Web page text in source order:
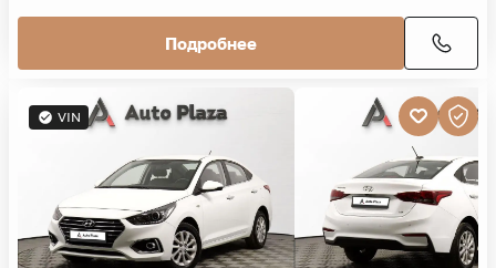
Подробнее
VIN